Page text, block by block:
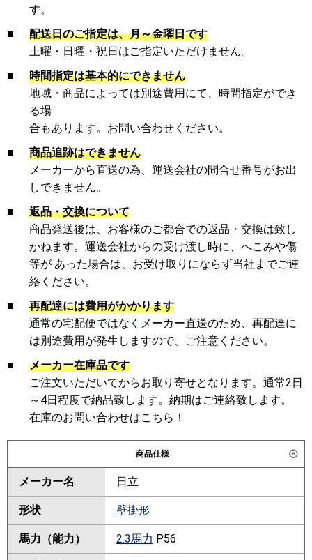
す。
■
配送日のご指定は、月～金曜日です
土曜・日曜・祝日はご指定いただけません。
■
時間指定は基本的にできません
地域・商品によっては別途費用にて、時間指定ができ
る場
合もあります。お問い合わせください。
■
商品追跡はできません
メーカーから直送の為、運送会社の問合せ番号がお出
しできません。
■
返品・交換について
商品発送後は、お客様のご都合での返品・交換は致し
かねます。運送会社からの受け渡し時に、へこみや傷
等が あった場合は、お受け取りにならず当社までご連
絡ください。
■
再配達には費用がかかります
通常の宅配便ではなくメーカー直送のため、再配達に
は別途費用が発生しますので、ご注意ください。
■
メーカー在庫品です
ご注文いただいてからお取り寄せとなります。通常2日
～4日程度で納品致します。納期はご連絡致します。
在庫のお問い合わせはこちら！
商品仕様
メーカー名 日立
形状 壁掛形
馬力（能力） 2.3馬力 P56